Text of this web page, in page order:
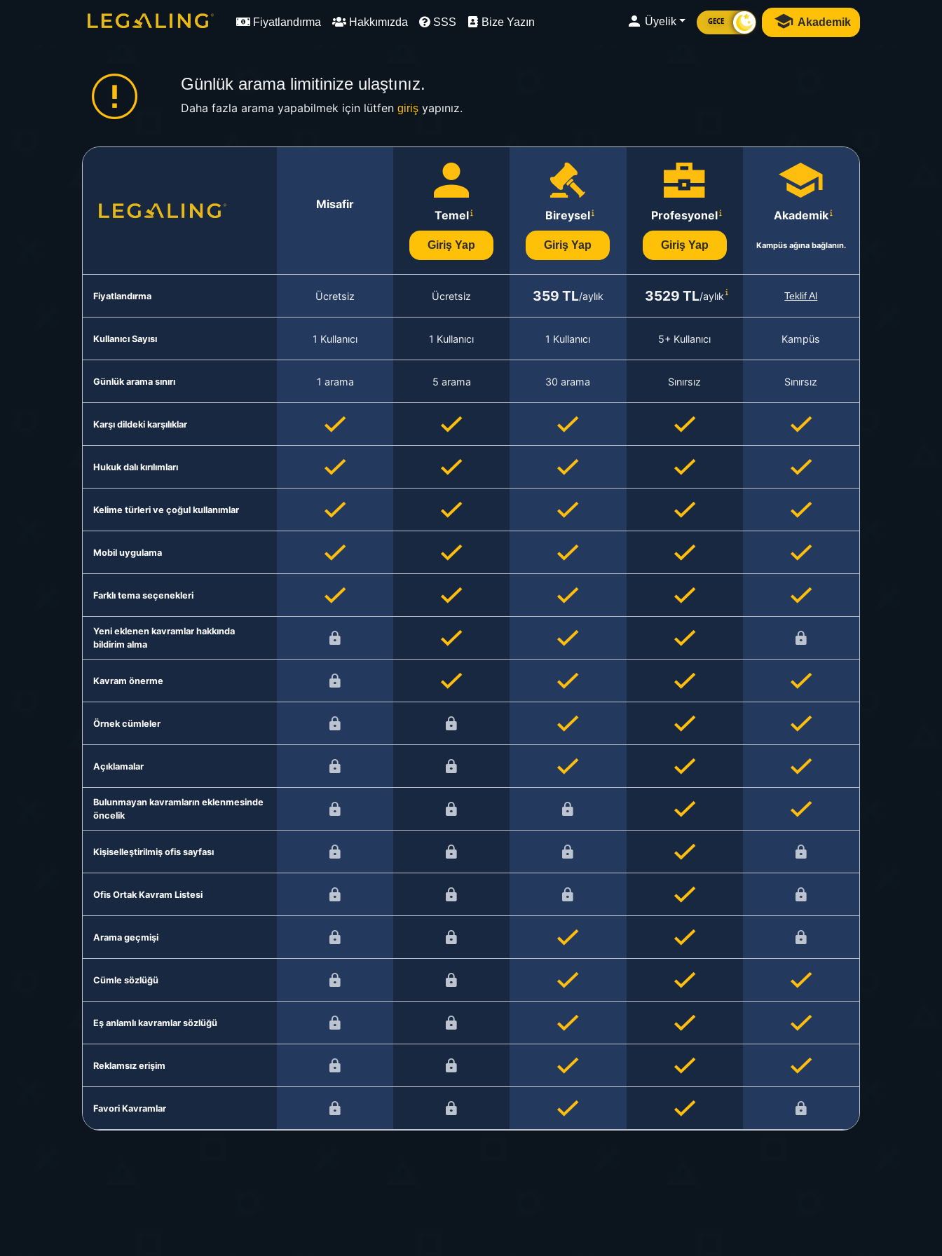
Fiyatlandırma Hakkımızda SSS Bize Yazın Üyelik GECE Akademik
Günlük arama limitinize ulaştınız.
Daha fazla arama yapabilmek için lütfen girişyapınız.
Misafir
Temel
Giriş Yap
Bireysel
Giriş Yap
Profesyonel
Giriş Yap
Akademik
Kampüs ağına bağlanın.
Fiyatlandırma Ücretsiz Ücretsiz 359 TL/aylık 3529 TL/aylık Teklif Al
Kullanıcı Sayısı 1 Kullanıcı 1 Kullanıcı 1 Kullanıcı 5+ Kullanıcı Kampüs
Günlük arama sınırı 1 arama 5 arama 30 arama Sınırsız Sınırsız
Karşı dildeki karşılıklar
Hukuk dalı kırılımları
Kelime türleri ve çoğul kullanımlar
Mobil uygulama
Farklı tema seçenekleri
Yeni eklenen kavramlar hakkında
bildirim alma
Kavram önerme
Örnek cümleler
Açıklamalar
Bulunmayan kavramların eklenmesinde
öncelik
Kişiselleştirilmiş ofis sayfası
Ofis Ortak Kavram Listesi
Arama geçmişi
Cümle sözlüğü
Eş anlamlı kavramlar sözlüğü
Reklamsız erişim
Favori Kavramlar